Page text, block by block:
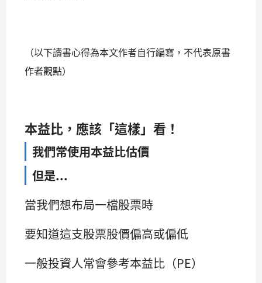
（以下讀書心得為本文作者自行編寫，不代表原書
作者觀點）
本益比，應該「這樣」看！
我們常使用本益比估價
但是...
當我們想布局一檔股票時
要知道這支股票股價偏高或偏低
一般投資人常會參考本益比（PE）